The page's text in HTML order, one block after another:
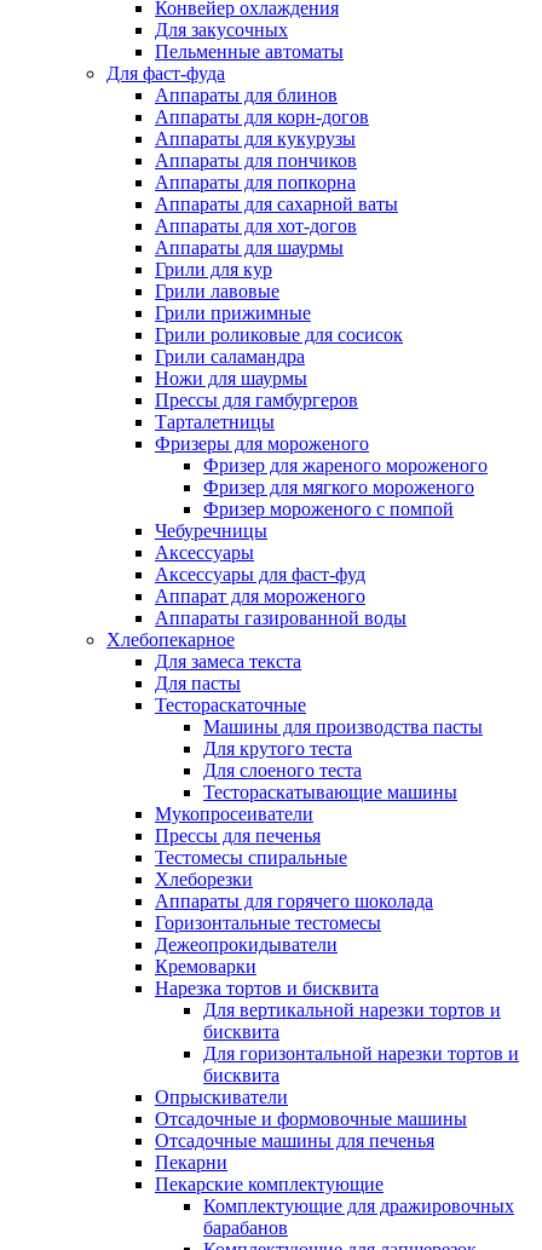
Конвейер охлаждения
Для закусочных
Пельменные автоматы
Для фаст-фуда
Аппараты для блинов
Аппараты для корн-догов
Аппараты для кукурузы
Аппараты для пончиков
Аппараты для попкорна
Аппараты для сахарной ваты
Аппараты для хот-догов
Аппараты для шаурмы
Грили для кур
Грили лавовые
Грили прижимные
Грили роликовые для сосисок
Грили саламандра
Ножи для шаурмы
Прессы для гамбургеров
Тарталетницы
Фризеры для мороженого
Фризер для жареного мороженого
Фризер для мягкого мороженого
Фризер мороженого с помпой
Чебуречницы
Аксессуары
Аксессуары для фаст-фуд
Аппарат для мороженого
Аппараты газированной воды
Хлебопекарное
Для замеса текста
Для пасты
Тестораскаточные
Машины для производства пасты
Для крутого теста
Для слоеного теста
Тестораскатывающие машины
Мукопросеиватели
Прессы для печенья
Тестомесы спиральные
Хлеборезки
Аппараты для горячего шоколада
Горизонтальные тестомесы
Дежеопрокидыватели
Кремоварки
Нарезка тортов и бисквита
Для вертикальной нарезки тортов и
бисквита
Для горизонтальной нарезки тортов и
бисквита
Опрыскиватели
Отсадочные и формовочные машины
Отсадочные машины для печенья
Пекарни
Пекарские комплектующие
Комплектующие для дражировочных
барабанов